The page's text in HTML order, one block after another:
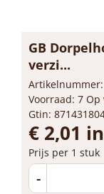
GB
verzi...
Voorraad: 7 Op
Gtin:
€ 2,01
Prijs per 1 stuk
-